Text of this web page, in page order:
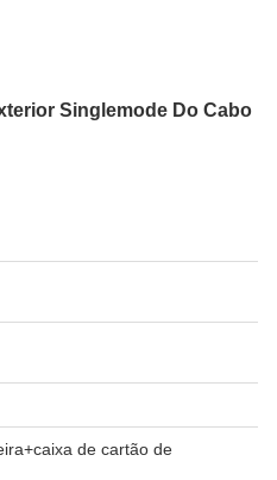
Singlemode Do Cabo
de cartão de